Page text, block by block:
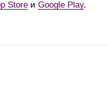
Store и Google Play.